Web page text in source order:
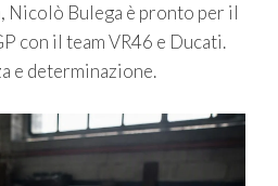
Nicolò Bulega è pronto per il
con il team VR46 e Ducati.
e determinazione.